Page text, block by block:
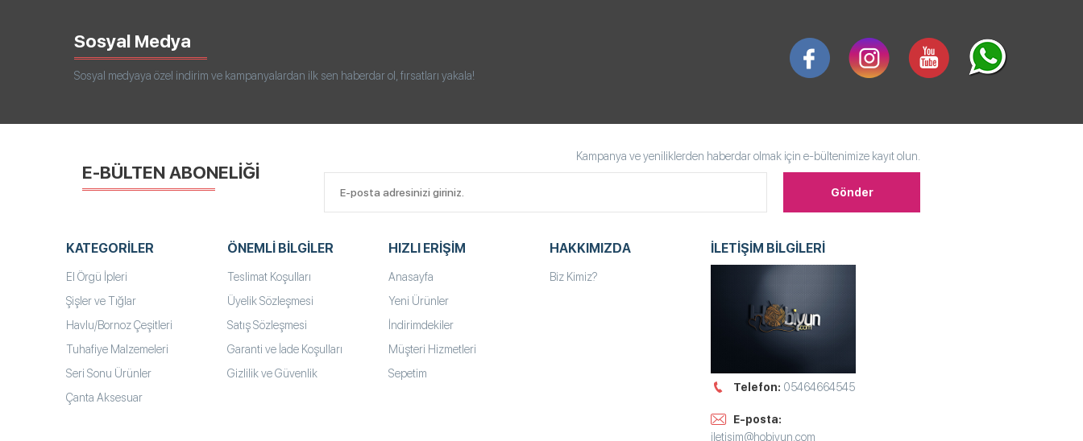
Sosyal Medya
Sosyal medyaya özel indirim ve kampanyalardan ilk sen haberdar ol, fırsatları yakala!
E-BÜLTEN ABONELİĞİ
Kampanya ve yeniliklerden haberdar olmak için e-bültenimize kayıt olun.
KATEGORILER
El Örgü İpleri
Şişler ve Tığlar
Havlu/Bornoz Çeşitleri
Tuhafiye Malzemeleri
Seri Sonu Ürünler
Çanta Aksesuar
ÖNEMLI BILGILER
Teslimat Koşulları
Üyelik Sözleşmesi
Satış Sözleşmesi
Garanti ve İade Koşulları
Gizlilik ve Güvenlik
HIZLI ERIŞIM
Anasayfa
Yeni Ürünler
İndirimdekiler
Müşteri Hizmetleri
Sepetim
HAKKIMIZDA
Biz Kimiz?
İLETİŞİM BİLGİLERİ
Telefon: 05464664545
E-posta:
iletisim@hobiyun.com